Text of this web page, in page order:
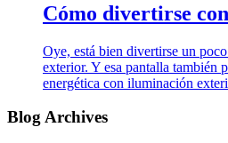
Cómo divertirse
Oye, está bien divertirse un
exterior. Y esa pantalla también
energética con iluminación
Blog Archives